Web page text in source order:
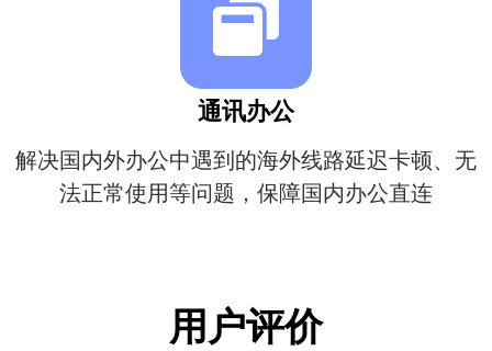
通讯办公
解决国内外办公中遇到的海外线路延迟卡顿、无
法正常使用等问题，保障国内办公直连
用户评价